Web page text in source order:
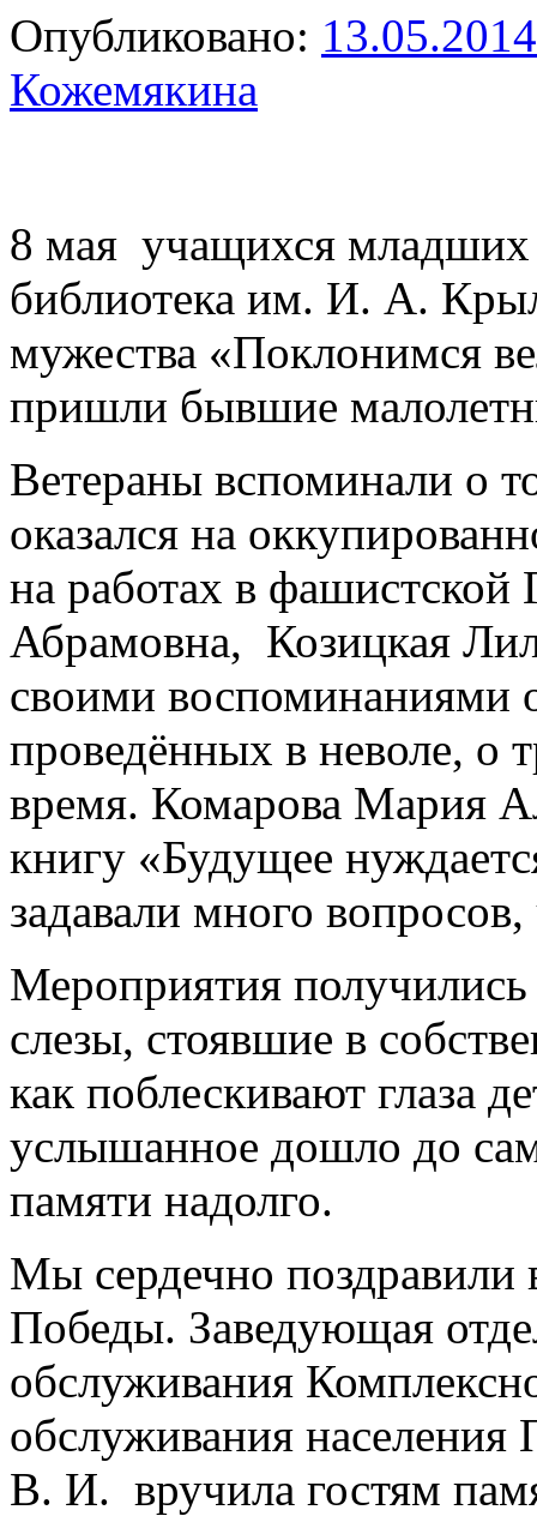
Опубликовано: 13.05.2014
Кожемякина
8 мая учащихся
библиотека им. И. А.
мужества «Поклонимся
пришли бывшие
Ветераны вспоминали о
оказался на
на работах в
Абрамовна, Козицкая
своими воспоминаниями
проведённых в неволе, о
время. Комарова Мария
книгу «Будущее
задавали много
Мероприятия
слезы, стоявшие в
как поблескивают глаза
услышанное дошло до
памяти надолго.
Мы сердечно поздравили
Победы. Заведующая
обслуживания
обслуживания
В. И. вручила гостям